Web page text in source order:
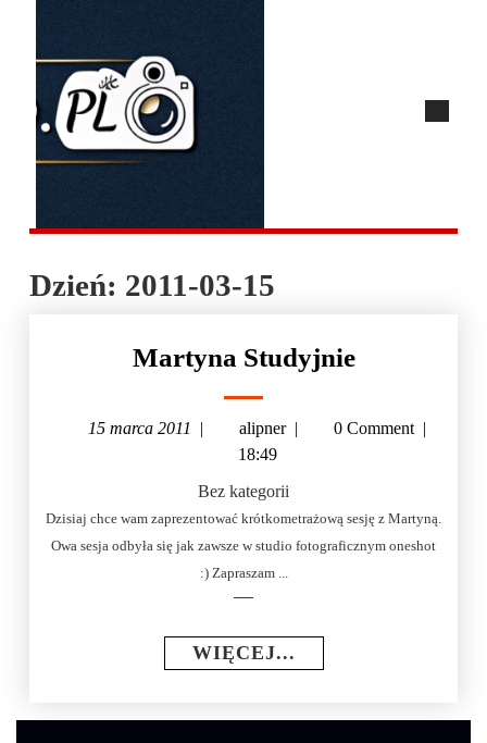
Dzień: 2011-03-15
Martyna Studyjnie
15 marca 2011 | alipner | 0 Comment |
18:49
Bez kategorii
Dzisiaj chce wam zaprezentować krótkometrażową sesję z Martyną.
Owa sesja odbyła się jak zawsze w studio fotograficznym oneshot
:) Zapraszam ...
WIĘCEJ...